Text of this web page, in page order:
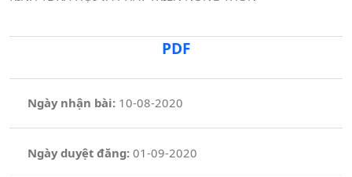
PDF
Ngày nhận bài: 10-08-2020
Ngày duyệt đăng:01-09-2020